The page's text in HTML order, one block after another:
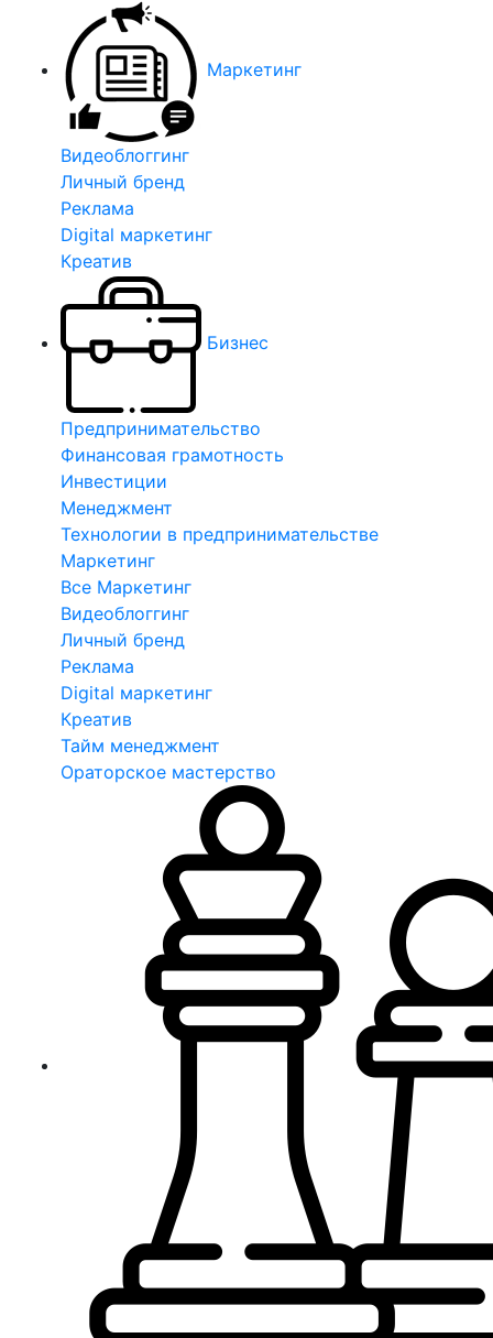
Маркетинг
Видеоблоггинг
Личный бренд
Реклама
Digital маркетинг
Креатив
Бизнес
Предпринимательство
Финансовая грамотность
Инвестиции
Менеджмент
Технологии в предпринимательстве
Маркетинг
Все Маркетинг
Видеоблоггинг
Личный бренд
Реклама
Digital маркетинг
Креатив
Тайм менеджмент
Ораторское мастерство